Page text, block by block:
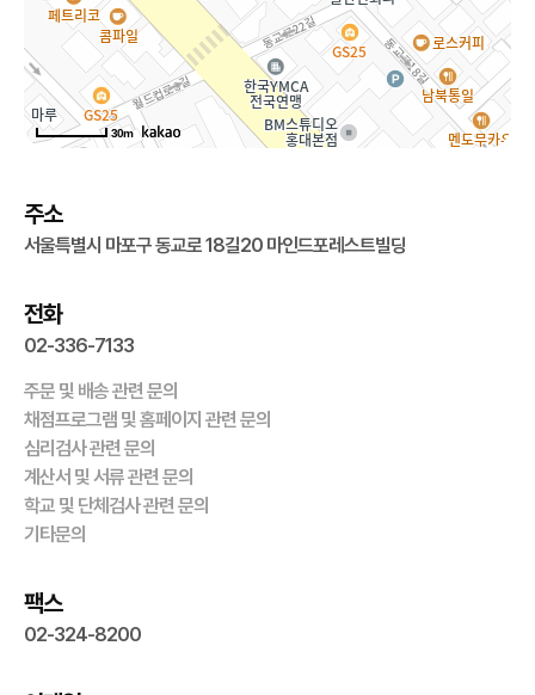
30m
주소
서울특별시 마포구 동교로 18길20 마인드포레스트빌딩
전화
02-336-7133
주문 및 배송 관련 문의
채점프로그램 및 홈페이지 관련 문의
심리검사 관련 문의
계산서 및 서류 관련 문의
학교 및 단체검사 관련 문의
기타문의
팩스
02-324-8200